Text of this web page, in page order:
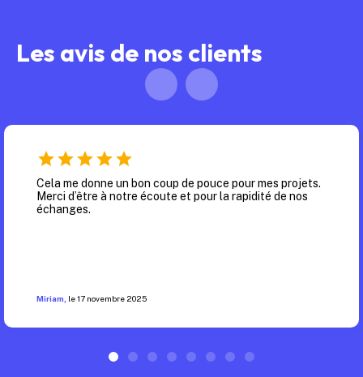
Les avis de nos clients
Cela me donne un bon coup de pouce pour mes projets.
Merci d’être à notre écoute et pour la rapidité de nos
échanges.
Miriam le17 novembre 2025